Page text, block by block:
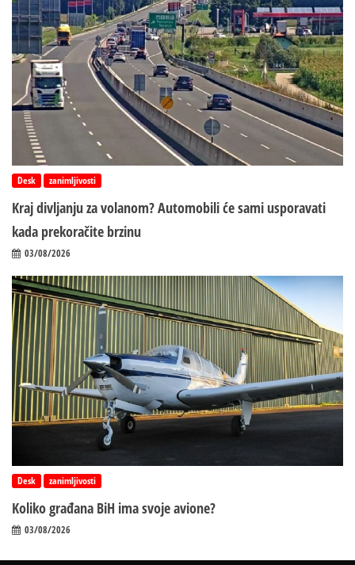
Desk zanimljivosti
Kraj divljanju za volanom? Automobili će sami usporavati
kada prekoračite brzinu
03/08/2026
Desk zanimljivosti
Koliko građana BiH ima svoje avione?
03/08/2026